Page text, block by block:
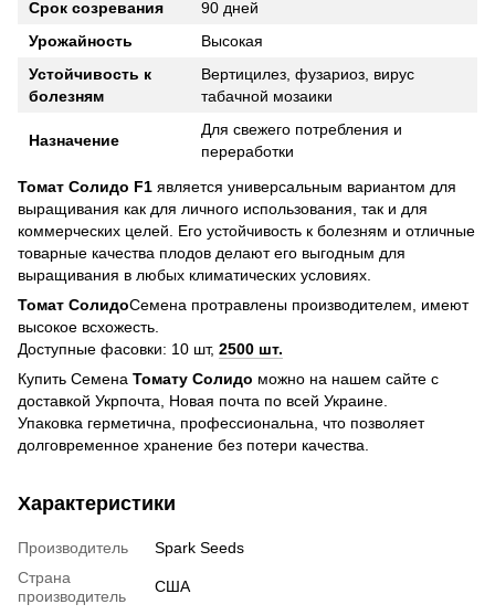
Срок созревания
90 дней
Урожайность
Высокая
Устойчивость к
болезням
Вертицилез, фузариоз, вирус
табачной мозаики
Назначение
Для свежего потребления и
переработки
Томат Солидо F1 является универсальным вариантом для
выращивания как для личного использования, так и для
коммерческих целей. Его устойчивость к болезням и отличные
товарные качества плодов делают его выгодным для
выращивания в любых климатических условиях.
Томат СолидоСемена протравлены производителем, имеют
высокое всхожесть.
Доступные фасовки: 10 шт, 2500 шт.
Купить Семена Томату Солидо можно на нашем сайте с
доставкой Укрпочта, Новая почта по всей Украине.
Упаковка герметична, профессиональна, что позволяет
долговременное хранение без потери качества.
Характеристики
Производитель
Spark Seeds
Страна
производитель
США